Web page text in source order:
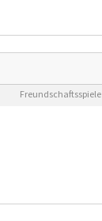
Freundschaftsspiele